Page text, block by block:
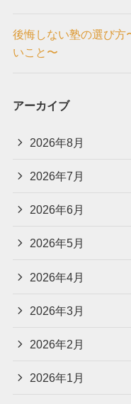
後悔しない塾の選び方
いこと〜
アーカイブ
2026年8月
2026年7月
2026年6月
2026年5月
2026年4月
2026年3月
2026年2月
2026年1月